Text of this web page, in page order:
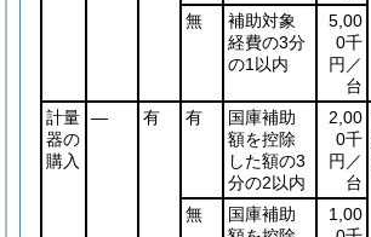
無
補助対象
経費の3分
の1以内
5,00
0千
円／
台
計量
器の
購入
― 有 有
国庫補助
額を控除
した額の3
分の2以内
2,00
0千
円／
台
無
国庫補助
1,00